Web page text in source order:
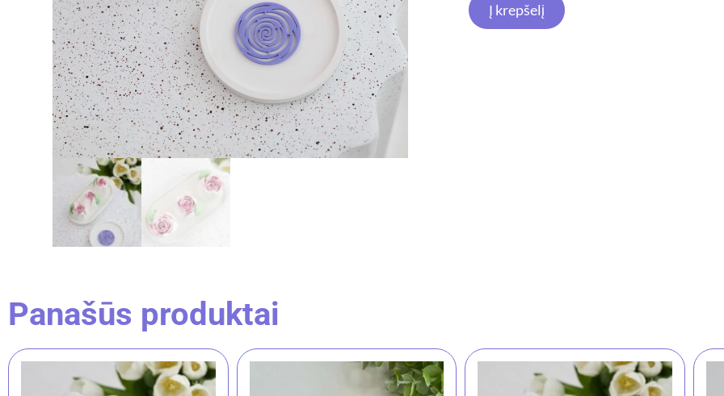
Į krepšelį
Panašūs produktai